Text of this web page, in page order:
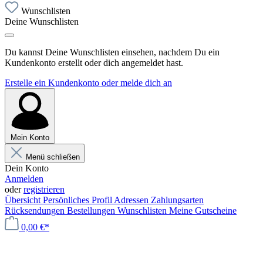
Wunschlisten
Deine Wunschlisten
Du kannst Deine Wunschlisten einsehen, nachdem Du ein
Kundenkonto erstellt oder dich angemeldet hast.
Erstelle ein Kundenkonto oder melde dich an
Mein Konto
Menü schließen
Dein Konto
Anmelden
oderregistrieren
Übersicht Persönliches Profil Adressen Zahlungsarten
Rücksendungen Bestellungen Wunschlisten Meine Gutscheine
0,00 €*